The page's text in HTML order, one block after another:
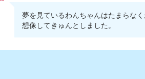
夢を見ているわんちゃんはたまらな
想像してきゅんとしました。